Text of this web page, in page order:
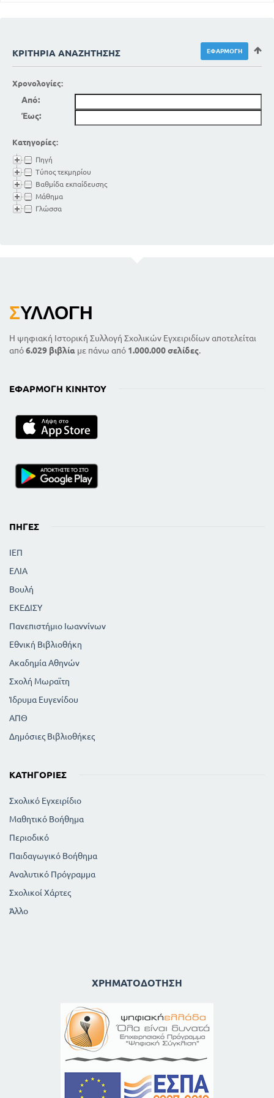
ΚΡΙΤΉΡΙΑ ΑΝΑΖΉΤΗΣΗΣ
Χρονολογίες:
Από:
Έως:
Κατηγορίες:
Πηγή
Τύπος τεκμηρίου
Βαθμίδα εκπαίδευσης
Μάθημα
Γλώσσα
ΣΥΛΛΟΓΉ
Η ψηφιακή Ιστορική Συλλογή Σχολικών Εγχειριδίων αποτελείται
από6.029 βιβλία με πάνω από 1.000.000 σελίδες.
ΕΦΑΡΜΟΓΉ ΚΙΝΗΤΟΎ
ΠΗΓΈΣ
ΙΕΠ
ΕΛΙΑ
Βουλή
ΕΚΕΔΙΣΥ
Πανεπιστήμιο Ιωαννίνων
Εθνική Βιβλιοθήκη
Ακαδημία Αθηνών
Σχολή Μωραϊτη
Ίδρυμα Ευγενίδου
ΑΠΘ
Δημόσιες Βιβλιοθήκες
ΚΑΤΗΓΟΡΊΕΣ
Σχολικό Εγχειρίδιο
Μαθητικό Βοήθημα
Περιοδικό
Παιδαγωγικό Βοήθημα
Αναλυτικό Πρόγραμμα
Σχολικοί Χάρτες
Άλλο
ΧΡΗΜΑΤΟΔΌΤΗΣΗ